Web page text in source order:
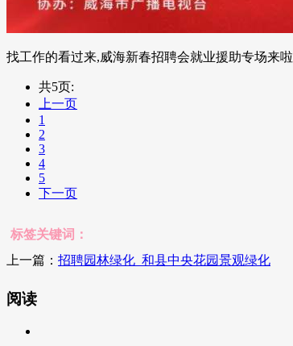
找工作的看过来,威海新春招聘会就业援助专场来啦
共5页:
上一页
1
2
3
4
5
下一页
标签关键词：
上一篇： 招聘园林绿化_和县中央花园景观绿化
阅读